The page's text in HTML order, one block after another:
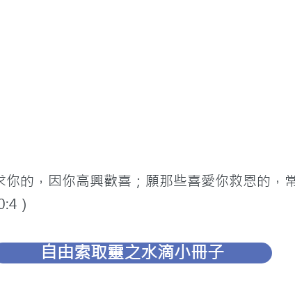
你的，因你高興歡喜；願那些喜愛你救恩的，
）
自由索取靈之水滴小冊子